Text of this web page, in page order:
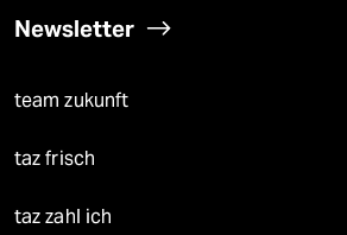
Newsletter
team zukunft
taz frisch
taz zahl ich